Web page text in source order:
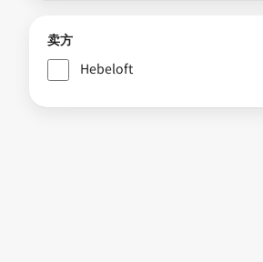
卖方
Hebeloft